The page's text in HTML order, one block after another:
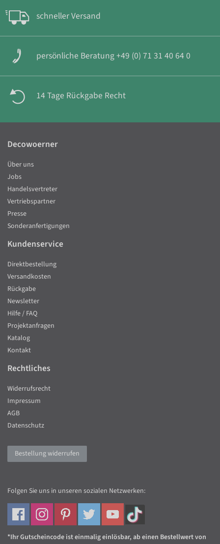
schneller Versand
persönliche Beratung +49 (0) 71 31 40 64 0
14 Tage Rückgabe Recht
Decowoerner
Über uns
Jobs
Handelsvertreter
Vertriebspartner
Presse
Sonderanfertigungen
Kundenservice
Direktbestellung
Versandkosten
Rückgabe
Newsletter
Hilfe / FAQ
Projektanfragen
Katalog
Kontakt
Rechtliches
Widerrufsrecht
Impressum
AGB
Datenschutz
Bestellung widerrufen
Folgen Sie uns in unseren sozialen Netzwerken:
*Ihr Gutscheincode ist einmalig einlösbar, ab einen Bestellwert von